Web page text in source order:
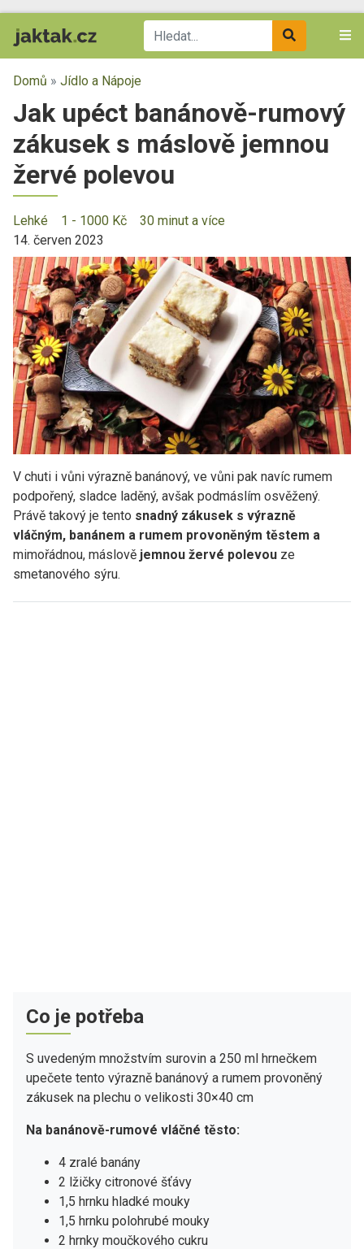
Domů » Jídlo a Nápoje
Jak upéct banánově-rumový
zákusek s máslově jemnou
žervé polevou
Lehké 1 - 1000 Kč
30 minut a více
14. červen 2023
V chuti i vůni výrazně banánový, ve vůni pak navíc rumem
podpořený, sladce laděný, avšak podmáslím osvěžený.
Právě takový je tento snadný zákusek s výrazně
vláčným, banánem a rumem provoněným těstem a
mimořádnou, máslově jemnou žervé polevou ze
smetanového sýru.
Co je potřeba
S uvedeným množstvím surovin a 250 ml hrnečkem
upečete tento výrazně banánový a rumem provoněný
zákusek na plechu o velikosti 30×40 cm
Na banánově-rumové vláčné těsto:
4 zralé banány
2 lžičky citronové šťávy
1,5 hrnku hladké mouky
1,5 hrnku polohrubé mouky
2 hrnky moučkového cukru